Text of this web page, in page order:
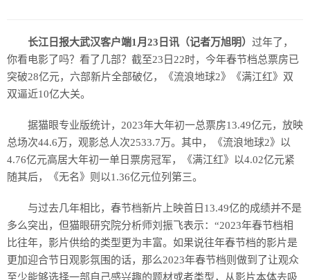
长江日报大武汉客户端1月23日讯（记者万旭明） 过年了，
你看电影了吗？看了几部？截至23日22时，今年春节档总票房已
突破28亿元，六部新片全部破亿，《流浪地球2》《满江红》双
双逼近10亿大关。
据猫眼专业版统计，2023年大年初一总票房13.49亿元，放映
总场次44.6万，观影总人次2533.7万。其中，《流浪地球2》以
4.76亿元高居大年初一单日票房冠军，《满江红》以4.02亿元紧
随其后，《无名》则以1.36亿元位列第三。
与过去几年相比，春节档新片上映首日13.49亿的成绩并不是
多么突出，但猫眼研究院分析师刘振飞表示：“2023年春节档相
比往年，影片供给的类型更为丰富。如果说往年春节档的影片是
更加迎合节日观影氛围的话，那么2023年春节档则做到了让观众
至少能够选择一部自己感兴趣的题材或者类型，从影片本体去吸